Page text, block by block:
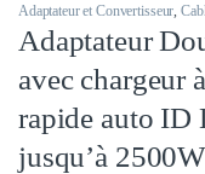
Adaptateur et Convertisseur,
Adaptateur
avec chargeur
rapide auto ID
jusqu’à 2500W